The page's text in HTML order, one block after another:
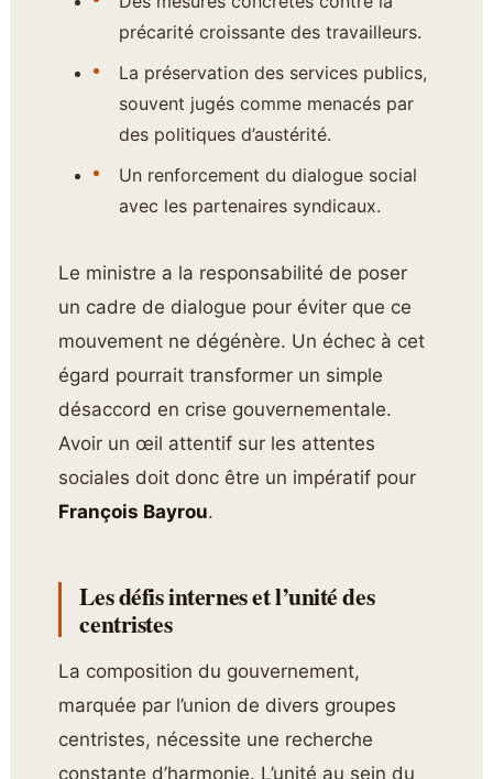
précarité croissante des travailleurs.
La préservation des services publics,
souvent jugés comme menacés par
des politiques d’austérité.
Un renforcement du dialogue social
avec les partenaires syndicaux.
Le ministre a la responsabilité de poser
un cadre de dialogue pour éviter que ce
mouvement ne dégénère. Un échec à cet
égard pourrait transformer un simple
désaccord en crise gouvernementale.
Avoir un œil attentif sur les attentes
sociales doit donc être un impératif pour
François Bayrou.
Les défis internes et l’unité des
centristes
La composition du gouvernement,
marquée par l’union de divers groupes
centristes, nécessite une recherche
constante d’harmonie. L’unité au sein du